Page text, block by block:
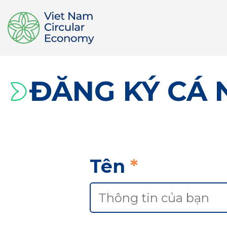
ĐĂNG KÝ CÁ
Tên *